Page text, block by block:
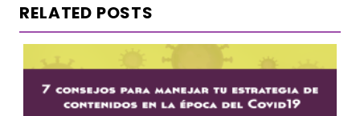
RELATED POSTS